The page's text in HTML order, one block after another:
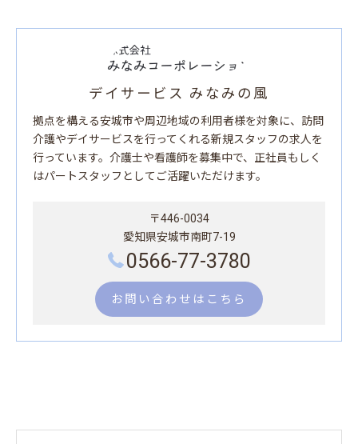
デイサービス みなみの風
拠点を構える安城市や周辺地域の利用者様を対象に、訪問
介護やデイサービスを行ってくれる新規スタッフの求人を
行っています。介護士や看護師を募集中で、正社員もしく
はパートスタッフとしてご活躍いただけます。
〒446-0034
愛知県安城市南町7-19
0566-77-3780
お問い合わせはこちら